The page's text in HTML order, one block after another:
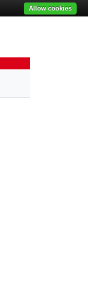
Allow cookies